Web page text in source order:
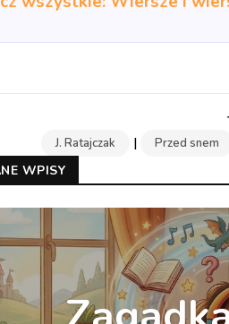
J. Ratajczak | Przed snem
WPISY